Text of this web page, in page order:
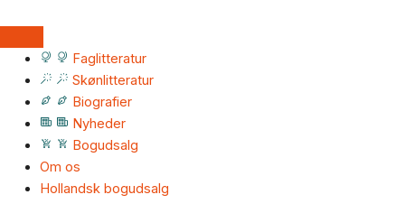
Faglitteratur
Skønlitteratur
Biografier
Nyheder
Bogudsalg
Om os
Hollandsk bogudsalg